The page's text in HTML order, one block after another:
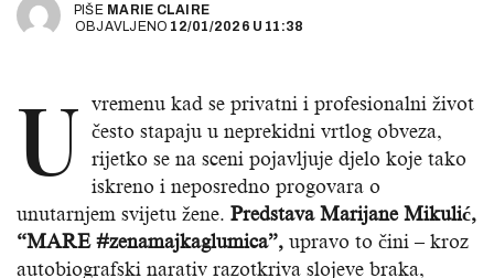
PIŠE MARIE CLAIRE
OBJAVLJENO 12/01/2026 U 11:38
U vremenu kad se privatni i profesionalni život
često stapaju u neprekidni vrtlog obveza,
rijetko se na sceni pojavljuje djelo koje tako
iskreno i neposredno progovara o
unutarnjem svijetu žene. Predstava Marijane Mikulić,
“MARE #zenamajkaglumica”, upravo to čini – kroz
autobiografski narativ razotkriva slojeve braka,